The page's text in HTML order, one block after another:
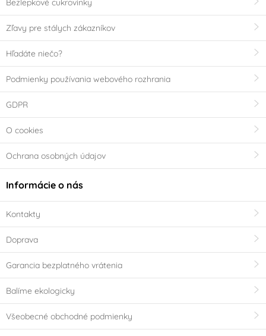
Bezlepkové cukrovinky
Zľavy pre stálych zákazníkov
Hľadáte niečo?
Podmienky používania webového rozhrania
GDPR
O cookies
Ochrana osobných údajov
Informácie o nás
Kontakty
Doprava
Garancia bezplatného vrátenia
Balíme ekologicky
Všeobecné obchodné podmienky